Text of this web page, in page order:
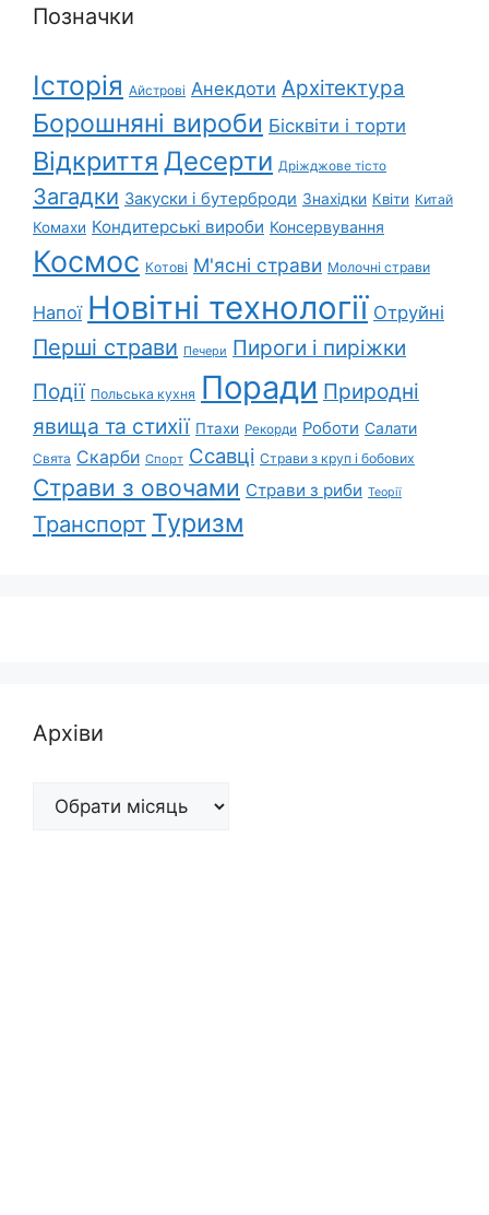
Позначки
Історія Айстрові Анекдоти Архітектура
Борошняні вироби Бісквіти і торти
Відкриття Десерти Дріжджове тісто
Загадки Закуски і бутерброди Знахідки Квіти Китай
Комахи Кондитерські вироби Консервування
Космос Котові М'ясні страви Молочні страви
Напої Новітні технології Отруйні
Перші страви Печери Пироги і пиріжки
Події Польська кухня Поради Природні
явища та стихії Птахи Рекорди Роботи Салати
Свята Скарби Спорт Ссавці Страви з круп і бобових
Страви з овочами Страви з риби Теорії
Транспорт Туризм
Архіви
Архіви